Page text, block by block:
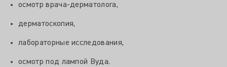
осмотр врача-дерматолога,
дерматоскопия,
лабораторные исследования,
осмотр под лампой Вуда.